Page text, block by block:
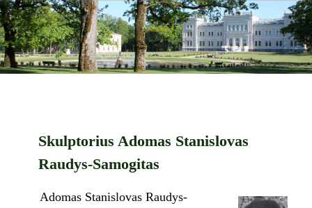
Skulptorius Adomas Stanislovas
Raudys-Samogitas
Adomas Stanislovas Raudys-